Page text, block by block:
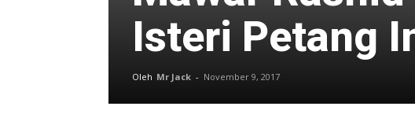
Isteri Petang
Oleh Mr Jack - November 9, 2017